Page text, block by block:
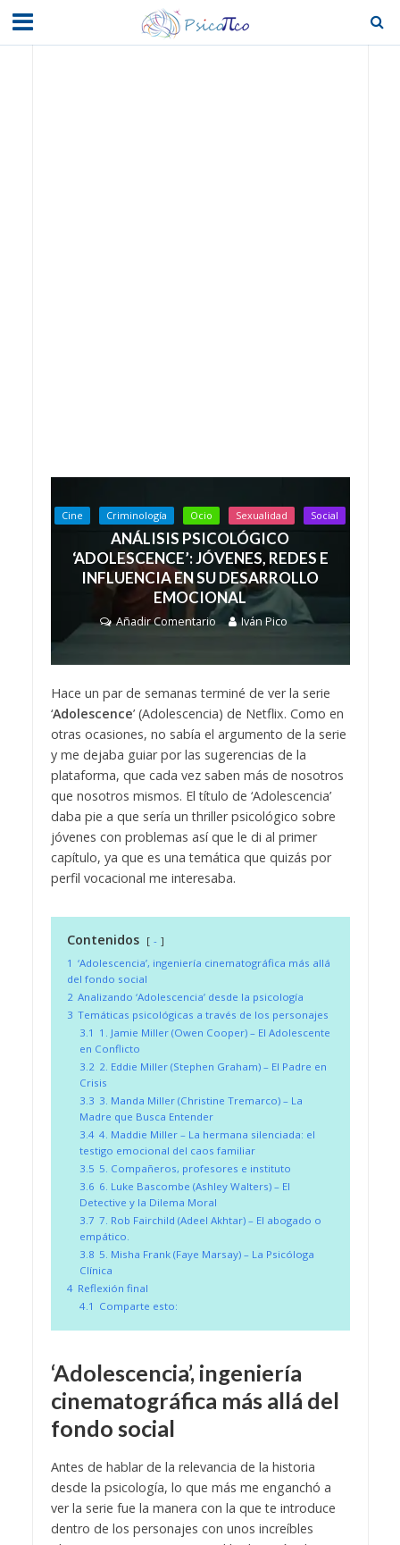
Cine Criminología Ocio Sexualidad Social
ANÁLISIS PSICOLÓGICO
‘ADOLESCENCE’: JÓVENES, REDES E
INFLUENCIA EN SU DESARROLLO
EMOCIONAL
Añadir Comentario Iván Pico
Hace un par de semanas terminé de ver la serie
‘Adolescence’ (Adolescencia) de Netflix. Como en
otras ocasiones, no sabía el argumento de la serie
y me dejaba guiar por las sugerencias de la
plataforma, que cada vez saben más de nosotros
que nosotros mismos. El título de ‘Adolescencia’
daba pie a que sería un thriller psicológico sobre
jóvenes con problemas así que le di al primer
capítulo, ya que es una temática que quizás por
perfil vocacional me interesaba.
Contenidos
-
1 ‘Adolescencia’, ingeniería cinematográfica más allá
del fondo social
2 Analizando ‘Adolescencia’ desde la psicología
3 Temáticas psicológicas a través de los personajes
3.1 1. Jamie Miller (Owen Cooper) – El Adolescente
en Conflicto
3.2 2. Eddie Miller (Stephen Graham) – El Padre en
Crisis
3.3 3. Manda Miller (Christine Tremarco) – La
Madre que Busca Entender
3.4 4. Maddie Miller – La hermana silenciada: el
testigo emocional del caos familiar
3.5 5. Compañeros, profesores e instituto
3.6 6. Luke Bascombe (Ashley Walters) – El
Detective y la Dilema Moral
3.7 7. Rob Fairchild (Adeel Akhtar) – El abogado o
empático.
3.8 5. Misha Frank (Faye Marsay) – La Psicóloga
Clínica
4 Reflexión final
4.1 Comparte esto:
‘Adolescencia’, ingeniería
cinematográfica más allá del
fondo social
Antes de hablar de la relevancia de la historia
desde la psicología, lo que más me enganchó a
ver la serie fue la manera con la que te introduce
dentro de los personajes con unos increíbles